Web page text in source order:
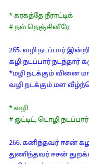
* கரகத்தே நீராட்டிக்
# நல் நெஞ்சினீரே
265. வழி நடப்பார்
கழி நடப்பார் நடந்தார்
*மழி நடக்கும் வினை
வழி நடக்கும் மள
* வழி
# ஓட்டிட், டொழி
266. கனிந்தவர் ஈசன்
துணிந்தவர் ஈசன்